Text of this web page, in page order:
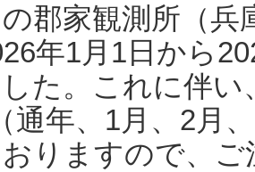
郡家観測所（
年1月1日から
た。これに伴い
通年、1月、2月
りますので、